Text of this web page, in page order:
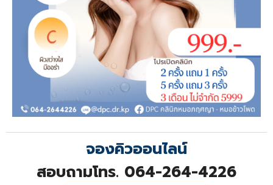
จองคิวออนไลน์
สอบถามโทร. 064-264-4226